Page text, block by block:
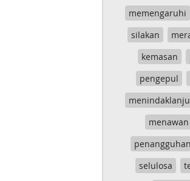
memengaruhi
silakan
kemasan
pengepul
menawan
penangguhan
selulosa